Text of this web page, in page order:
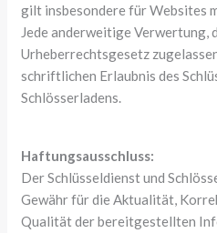
gilt insbesondere für Websites
Jede anderweitige Verwertung,
Urheberrechtsgesetz
schriftlichen Erlaubnis des
Schlösserladens.
Haftungsausschluss:
Der Schlüsseldienst und
Gewähr für die Aktualität,
Qualität der bereitgestellten